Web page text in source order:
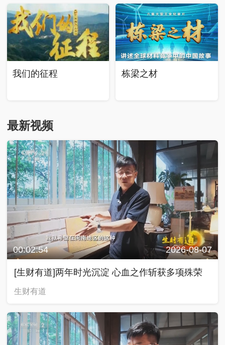
我们的征程 栋梁之材
最新视频
00:02:54 2026-08-07
[生财有道]两年时光沉淀 心血之作斩获多项殊荣
生财有道